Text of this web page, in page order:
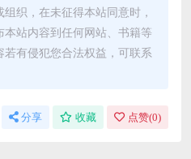
织，在未征得本站同意时，
站内容到任何网站、书籍等
有侵犯您合法权益，可联系
分享 收藏 点赞(0)